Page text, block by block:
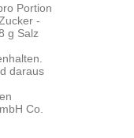
Portion
-
g Salz
daraus
Co.